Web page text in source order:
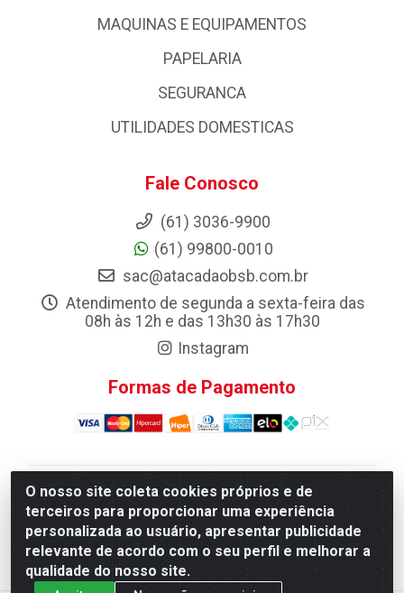
O nosso site coleta cookies próprios e de
terceiros para proporcionar uma experiência
personalizada ao usuário, apresentar publicidade
relevante de acordo com o seu perfil e melhorar a
qualidade do nosso site.
MAQUINAS E EQUIPAMENTOS
PAPELARIA
SEGURANCA
UTILIDADES DOMESTICAS
Fale Conosco
(61) 3036-9900
(61) 99800-0010
sac@atacadaobsb.com.br
Atendimento de segunda a sexta-feira das
08h às 12h e das 13h30 às 17h30
Instagram
Formas de Pagamento
Atacadao da Limpeza F. Pereira Queiroz Comercio e
Distribuicao LTDA - Quadra Qi 10 Lotes 39 e, 41 - Setor
Industrial (Taguatinga), Brasília/DF - CEP 72.135-100 -
CNPJ 13.184.675/0001-80